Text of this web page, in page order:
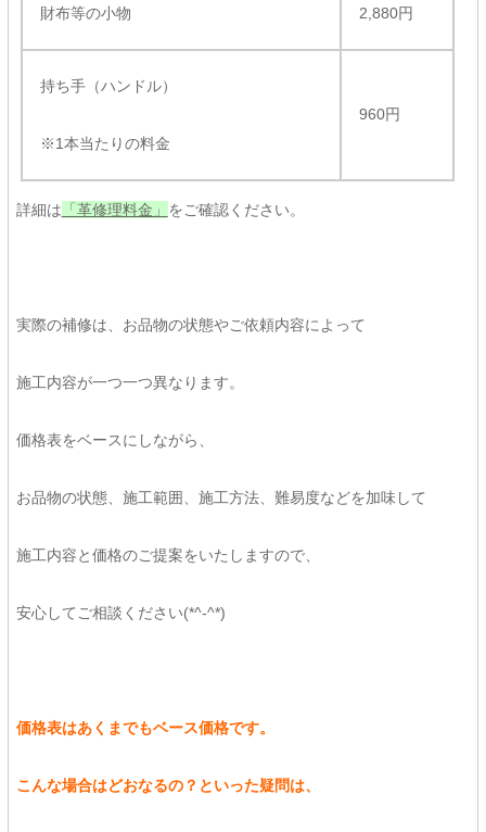
財布等の小物 2,880円
持ち手（ハンドル）
※1本当たりの料金
960円
詳細は 「革修理料金」 をご確認ください。
実際の補修は、お品物の状態やご依頼内容によって
施工内容が一つ一つ異なります。
価格表をベースにしながら、
お品物の状態、施工範囲、施工方法、難易度などを加味して
施工内容と価格のご提案をいたしますので、
安心してご相談ください(*^-^*)
価格表はあくまでもベース価格です。
こんな場合はどおなるの？といった疑問は、